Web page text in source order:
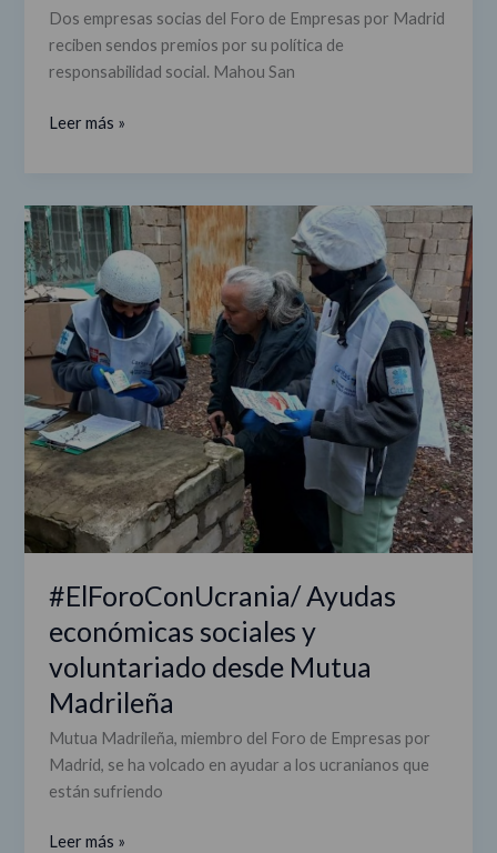
Dos empresas socias del Foro de Empresas por Madrid
reciben sendos premios por su política de
responsabilidad social. Mahou San
Leer más »
#ElForoConUcrania/ Ayudas
económicas sociales y
voluntariado desde Mutua
Madrileña
Mutua Madrileña, miembro del Foro de Empresas por
Madrid, se ha volcado en ayudar a los ucranianos que
están sufriendo
#ElForoConUcrania/
Ayudas
económicas
sociales
voluntariado
desde
Mutua
Madrileña
Leer más »